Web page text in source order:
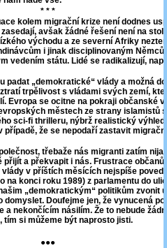
* * *
kolem migrační krize není dodnes
avšak žádné řešení není na
východu a ze severní Afriky
i jinak disciplinovaným
vedením státu. Lidé se radikalizují,
padat „demokratické“ vlády a možná
trpělivost s vládami svých zemí,
Evropa se ocitne na pokraji občanské
městech ze strany islamistů
sci-fi thrilleru, nýbrž realistický výhled
případě, že se nepodaří zastavit
třebaže nás migranti zatím
přijít a překvapit i nás. Frustrace občanů
v příštích měsících nejspíše
na konci roku 1989) z parlamentu do
„demokratickým“ politikům zvonit
domyslet. Doufejme jen, že vynucená
a nekončícím násilím. Že to nebude
tím si můžeme být naprosto jisti.
●●●